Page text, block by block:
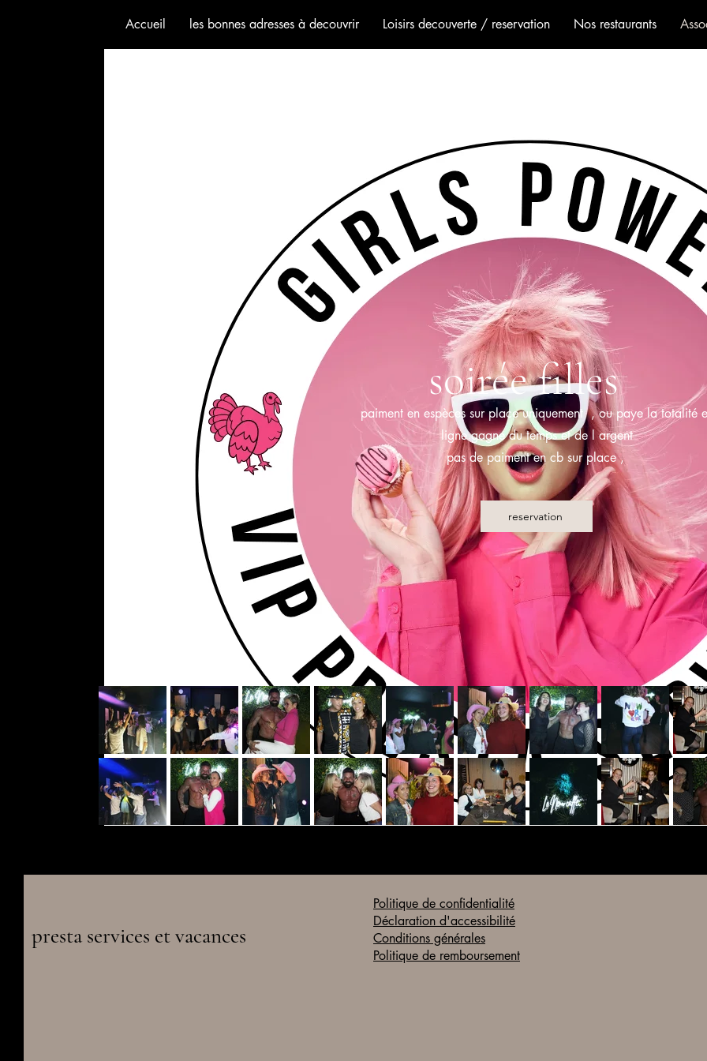
Accueil les bonnes adresses à decouvrir Loisirs decouverte / reservation Nos restaurants
paiment en espèces sur place uniquement , ou paye la totalité
ligne gagne du temps et de l argent
pas de paiment en cb sur place ,
soirée filles
reservation
presta services et vacances
Politique de confidentialité
Déclaration d'accessibilité
Conditions générales
Politique de remboursement